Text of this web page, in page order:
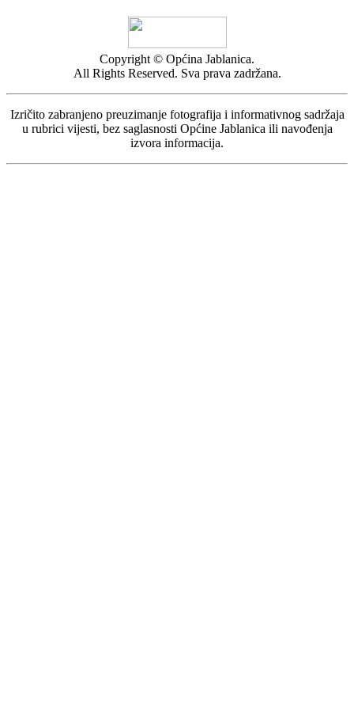
Copyright © Općina Jablanica.
All Rights Reserved. Sva prava zadržana.
Izričito zabranjeno preuzimanje fotografija i informativnog sadržaja
u rubrici vijesti, bez saglasnosti Općine Jablanica ili navođenja
izvora informacija.